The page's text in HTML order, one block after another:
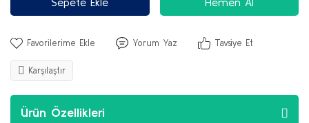
Yorum Yaz Tavsiye Et
Karşılaştır
Ürün Özellikleri